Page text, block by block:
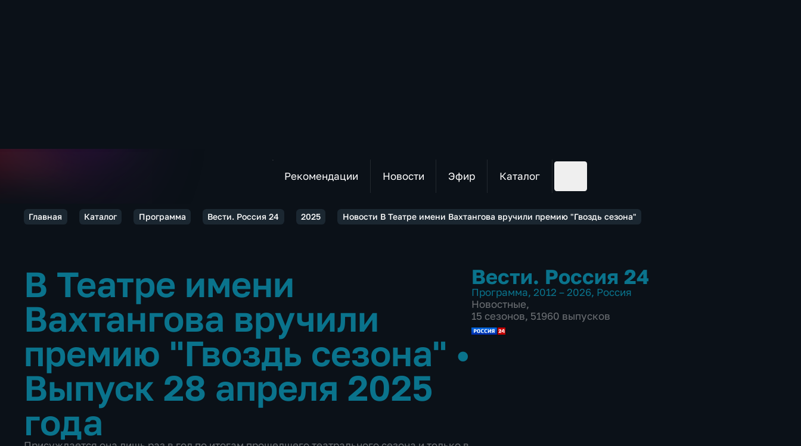
Рекомендации Новости Эфир Каталог
Главная Каталог Программа Вести. Россия 24 2025 Новости В Театре имени Вахтангова вручили премию "Гвоздь сезона"
В Театре имени
Вахтангова вручили
премию "Гвоздь сезона" •
Выпуск 28 апреля 2025
года
Вести. Россия 24
Программа, 2012 – 2026, Россия
Новостные,
15 сезонов, 51960 выпусков